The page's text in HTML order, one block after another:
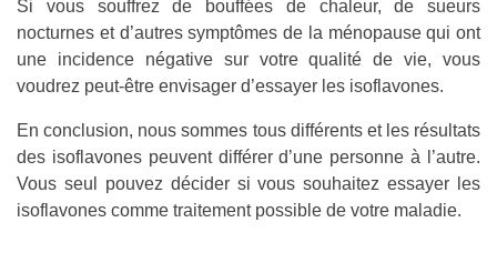
Si vous souffrez de bouffées de chaleur, de sueurs
nocturnes et d’autres symptômes de la ménopause qui ont
une incidence négative sur votre qualité de vie, vous
voudrez peut-être envisager d’essayer les isoflavones.
En conclusion, nous sommes tous différents et les résultats
des isoflavones peuvent différer d’une personne à l’autre.
Vous seul pouvez décider si vous souhaitez essayer les
isoflavones comme traitement possible de votre maladie.